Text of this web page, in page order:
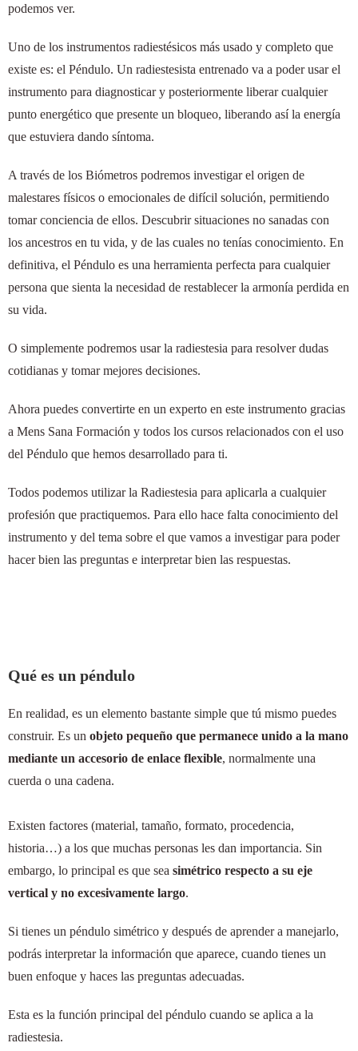
podemos ver.
Uno de los instrumentos radiestésicos más usado y completo que
existe es: el Péndulo. Un radiestesista entrenado va a poder usar el
instrumento para diagnosticar y posteriormente liberar cualquier
punto energético que presente un bloqueo, liberando así la energía
que estuviera dando síntoma.
A través de los Biómetros podremos investigar el origen de
malestares físicos o emocionales de difícil solución, permitiendo
tomar conciencia de ellos. Descubrir situaciones no sanadas con
los ancestros en tu vida, y de las cuales no tenías conocimiento. En
definitiva, el Péndulo es una herramienta perfecta para cualquier
persona que sienta la necesidad de restablecer la armonía perdida en
su vida.
O simplemente podremos usar la radiestesia para resolver dudas
cotidianas y tomar mejores decisiones.
Ahora puedes convertirte en un experto en este instrumento gracias
a Mens Sana Formación y todos los cursos relacionados con el uso
del Péndulo que hemos desarrollado para ti.
Todos podemos utilizar la Radiestesia para aplicarla a cualquier
profesión que practiquemos. Para ello hace falta conocimiento del
instrumento y del tema sobre el que vamos a investigar para poder
hacer bien las preguntas e interpretar bien las respuestas.
Qué es un péndulo
En realidad, es un elemento bastante simple que tú mismo puedes
construir. Es un objeto pequeño que permanece unido a la mano
mediante un accesorio de enlace flexible, normalmente una
cuerda o una cadena.
Existen factores (material, tamaño, formato, procedencia,
historia…) a los que muchas personas les dan importancia. Sin
embargo, lo principal es que sea simétrico respecto a su eje
vertical y no excesivamente largo.
Si tienes un péndulo simétrico y después de aprender a manejarlo,
podrás interpretar la información que aparece, cuando tienes un
buen enfoque y haces las preguntas adecuadas.
Esta es la función principal del péndulo cuando se aplica a la
radiestesia.